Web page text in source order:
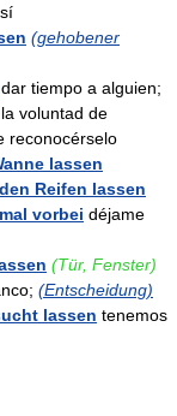
(gehobener
dar tiempo a alguien;
voluntad de
reconocérselo
lassen
Reifen lassen
vorbei déjame
(Tür, Fenster)
(Entscheidung)
lassen tenemos